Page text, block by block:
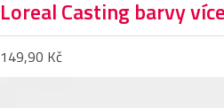
Loreal Casting barvy
149,90 Kč